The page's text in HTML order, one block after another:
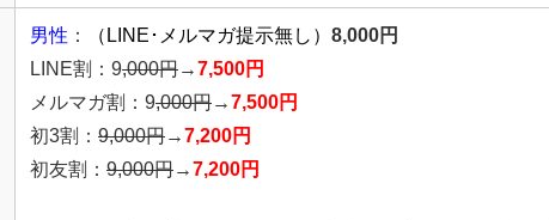
男性 ： （LINE･メルマガ提示無し） 8,000円
LINE割：9,000円→7,500円
メルマガ割：9,000円→7,500円
初3割： 9,000円→7,200円
初友割： 9,000円→7,200円